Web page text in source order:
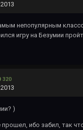
непопулярным
игру на Безумии
320
)
ибо забил, так